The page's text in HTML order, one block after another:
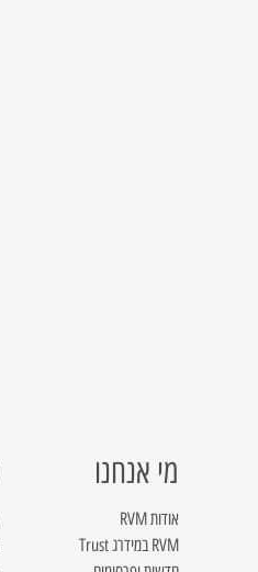
מי אנחנו
אודות RVM
RVM במידרג Trust